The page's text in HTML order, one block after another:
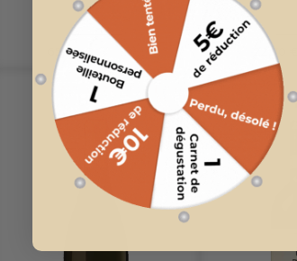
65,00 € / BOUTEILLE 22,70 €